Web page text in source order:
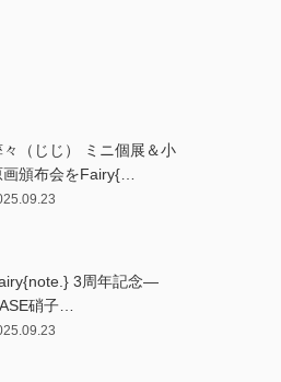
々（じじ） ミニ個展＆小
画頒布会をFairy{…
3周年記念—
硝子…